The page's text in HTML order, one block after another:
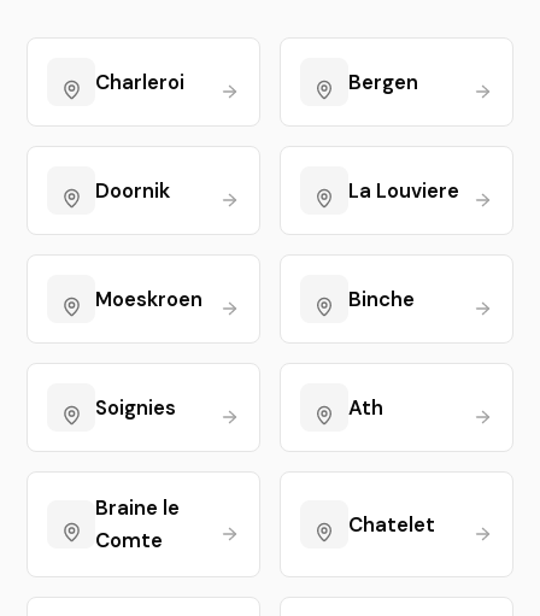
Charleroi Bergen
Doornik La Louviere
Moeskroen Binche
Soignies Ath
Braine le
Comte
Chatelet